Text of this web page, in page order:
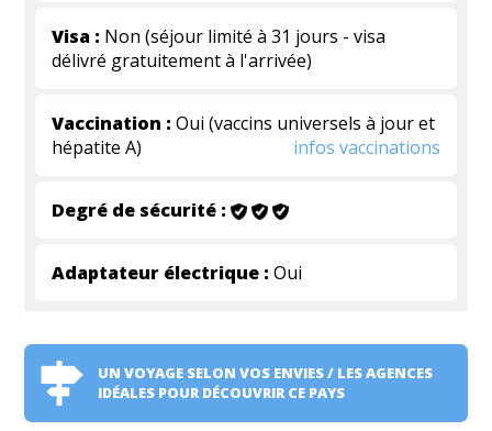
Visa : Non (séjour limité à 31 jours - visa
délivré gratuitement à l'arrivée)
Vaccination : Oui (vaccins universels à jour et
hépatite A)
infos vaccinations
Degré de sécurité :
Adaptateur électrique : Oui
UN VOYAGE SELON VOS ENVIES / LES AGENCES
IDÉALES POUR DÉCOUVRIR CE PAYS